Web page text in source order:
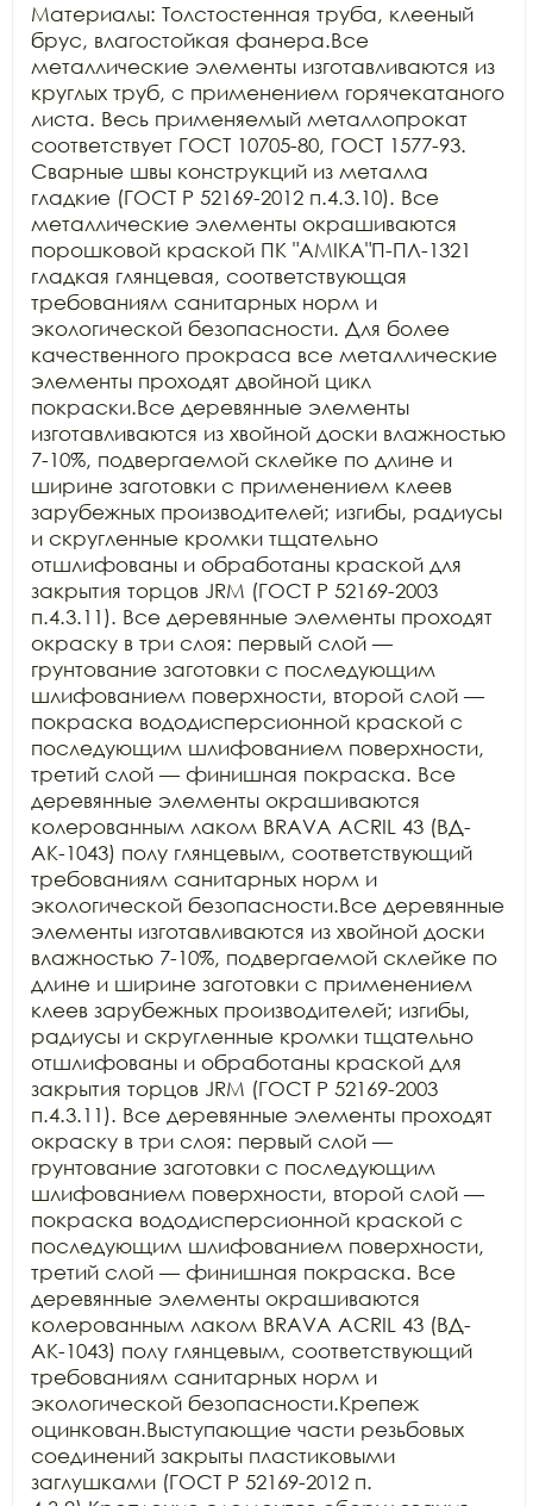
Материалы: Толстостенная труба, клееный
брус, влагостойкая фанера.Все
металлические элементы изготавливаются из
круглых труб, с применением горячекатаного
листа. Весь применяемый металлопрокат
соответствует ГОСТ 10705-80, ГОСТ 1577-93.
Сварные швы конструкций из металла
гладкие (ГОСТ Р 52169-2012 п.4.3.10). Все
металлические элементы окрашиваются
порошковой краской ПК "АМIKA"П-ПЛ-1321
гладкая глянцевая, соответствующая
требованиям санитарных норм и
экологической безопасности. Для более
качественного прокраса все металлические
элементы проходят двойной цикл
покраски.Все деревянные элементы
изготавливаются из хвойной доски влажностью
7-10%, подвергаемой склейке по длине и
ширине заготовки с применением клеев
зарубежных производителей; изгибы, радиусы
и скругленные кромки тщательно
отшлифованы и обработаны краской для
закрытия торцов JRM (ГОСТ Р 52169-2003
п.4.3.11). Все деревянные элементы проходят
окраску в три слоя: первый слой —
грунтование заготовки с последующим
шлифованием поверхности, второй слой —
покраска вододисперсионной краской с
последующим шлифованием поверхности,
третий слой — финишная покраска. Все
деревянные элементы окрашиваются
колерованным лаком BRAVA ACRIL 43 (ВД-
АК-1043) полу глянцевым, соответствующий
требованиям санитарных норм и
экологической безопасности.Все деревянные
элементы изготавливаются из хвойной доски
влажностью 7-10%, подвергаемой склейке по
длине и ширине заготовки с применением
клеев зарубежных производителей; изгибы,
радиусы и скругленные кромки тщательно
отшлифованы и обработаны краской для
закрытия торцов JRM (ГОСТ Р 52169-2003
п.4.3.11). Все деревянные элементы проходят
окраску в три слоя: первый слой —
грунтование заготовки с последующим
шлифованием поверхности, второй слой —
покраска вододисперсионной краской с
последующим шлифованием поверхности,
третий слой — финишная покраска. Все
деревянные элементы окрашиваются
колерованным лаком BRAVA ACRIL 43 (ВД-
АК-1043) полу глянцевым, соответствующий
требованиям санитарных норм и
экологической безопасности.Крепеж
оцинкован.Выступающие части резьбовых
соединений закрыты пластиковыми
заглушками (ГОСТ Р 52169-2012 п.